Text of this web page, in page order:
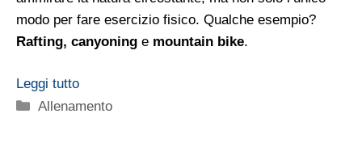
modo per fare esercizio fisico. Qualche esempio?
Rafting, canyoning e mountain bike.
Leggi tutto
Categorie
Allenamento